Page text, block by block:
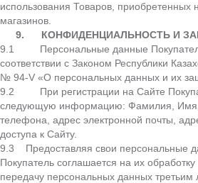
использования Товаров,
магазинов.
9. КОНФИДЕНЦИАЛЬНОСТЬ И
9.1 Персональные данные
соответствии с Законом Республики
№ 94-V «О персональных данных и их
9.2 При регистрации на Сайте
следующую информацию: Фамилия, Имя,
телефона, адрес электронной почты,
доступа к Сайту.
9.3 Предоставляя свои персональные
Покупатель соглашается на их
передачу персональных данных